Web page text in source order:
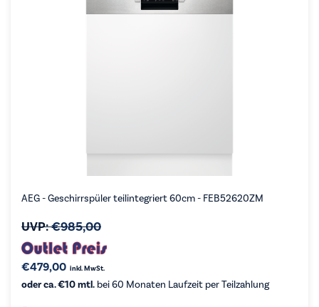
AEG - Geschirrspüler teilintegriert 60cm - FEB52620ZM
UVP:€985,00
€479,00 inkl. MwSt.
oder ca. €10 mtl. bei 60 Monaten Laufzeit per Teilzahlung